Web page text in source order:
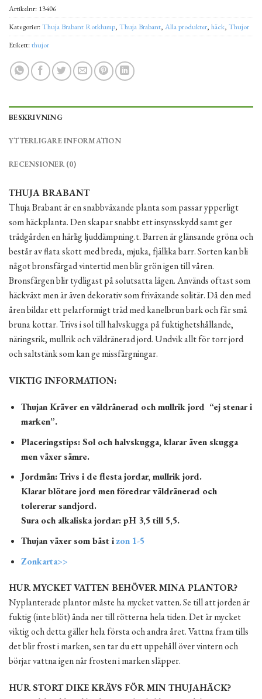
Artikelnr: 13406
Kategorier:Thuja Brabant Rotklump, Thuja Brabant, Alla produkter, häck, Thujor
Etikett:thujor
BESKRIVNING
YTTERLIGARE INFORMATION
RECENSIONER (0)
THUJA BRABANT
Thuja Brabant är en snabbväxande planta som passar ypperligt
som häckplanta. Den skapar snabbt ett insynsskydd samt ger
trädgården en härlig ljuddämpning.t. Barren är glänsande gröna och
består av flata skott med breda, mjuka, fjällika barr. Sorten kan bli
något bronsfärgad vintertid men blir grön igen till våren.
Bronsfärgen blir tydligast på solutsatta lägen. Används oftast som
häckväxt men är även dekorativ som friväxande solitär. Då den med
åren bildar ett pelarformigt träd med kanelbrun bark och får små
bruna kottar. Trivs i sol till halvskugga på fuktighetshållande,
näringsrik, mullrik och väldränerad jord. Undvik allt för torr jord
och saltstänk som kan ge missfärgningar.
VIKTIG INFORMATION:
Thujan Kräver en väldränerad och mullrik jord “ej stenar i
marken”.
Placeringstips: Sol och halvskugga, klarar även skugga
men växer sämre.
Jordmån: Trivs i de flesta jordar, mullrik jord.
Klarar blötare jord men föredrar väldränerad och
tolererar sandjord.
Sura och alkaliska jordar: pH 3,5 till 5,5.
Thujan växer som bäst izon 1-5
Zonkarta>>
HUR MYCKET VATTEN BEHÖVER MINA PLANTOR?
Nyplanterade plantor måste ha mycket vatten. Se till att jorden är
fuktig (inte blöt) ända ner till rötterna hela tiden. Det är mycket
viktig och detta gäller hela första och andra året. Vattna fram tills
det blir frost i marken, sen tar du ett uppehåll över vintern och
börjar vattna igen när frosten i marken släpper.
HUR STORT DIKE KRÄVS FÖR MIN THUJAHÄCK?